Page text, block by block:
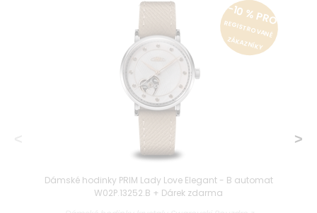
-10 % PRO
REGISTROVANÉ
ZÁKAZNÍKY
Dámské hodinky PRIM Lady Love Elegant - B automat
W02P.13252.B + Dárek zdarma